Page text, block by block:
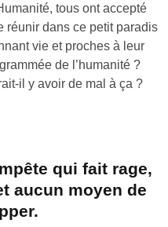
tous ont accepté
réunir dans ce petit paradis
vie et proches à leur
de l’humanité ?
il y avoir de mal à ça ?
qui fait rage,
aucun moyen de